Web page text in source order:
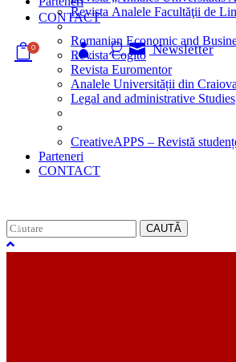
CONTACT
0 Newsletter
Revista Analele Facultăţii de
Romanian Economic and
Revista Cogito
Revista Euromentor
Analele Universității din
Legal and administrative Studies
CreativeAPPS – Revistă
Parteneri
CONTACT
CAUTĂ